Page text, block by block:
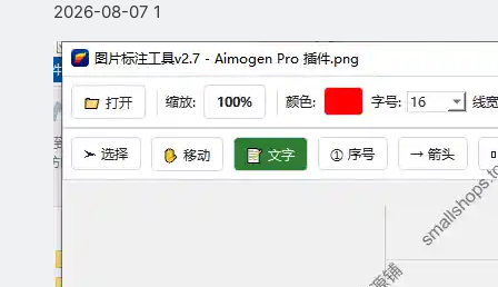
2026-08-07 1